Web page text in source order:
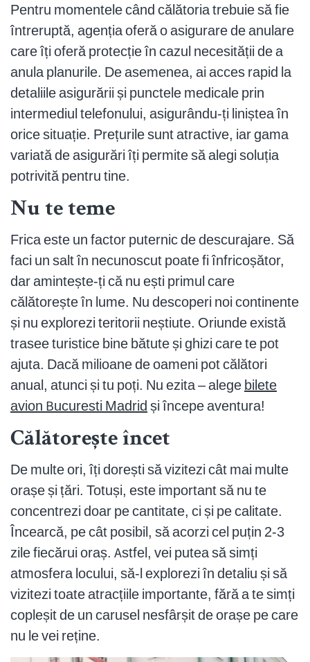
Pentru momentele când călătoria trebuie să fie
întreruptă, agenția oferă o asigurare de anulare
care îți oferă protecție în cazul necesității de a
anula planurile. De asemenea, ai acces rapid la
detaliile asigurării și punctele medicale prin
intermediul telefonului, asigurându-ți liniștea în
orice situație. Prețurile sunt atractive, iar gama
variată de asigurări îți permite să alegi soluția
potrivită pentru tine.
Nu te teme
Frica este un factor puternic de descurajare. Să
faci un salt în necunoscut poate fi înfricoșător,
dar amintește-ți că nu ești primul care
călătorește în lume. Nu descoperi noi continente
și nu explorezi teritorii neștiute. Oriunde există
trasee turistice bine bătute și ghizi care te pot
ajuta. Dacă milioane de oameni pot călători
anual, atunci și tu poți. Nu ezita – alege bilete
avion Bucuresti Madrid și începe aventura!
Călătorește încet
De multe ori, îți dorești să vizitezi cât mai multe
orașe și țări. Totuși, este important să nu te
concentrezi doar pe cantitate, ci și pe calitate.
Încearcă, pe cât posibil, să acorzi cel puțin 2-3
zile fiecărui oraș. Astfel, vei putea să simți
atmosfera locului, să-l explorezi în detaliu și să
vizitezi toate atracțiile importante, fără a te simți
copleșit de un carusel nesfârșit de orașe pe care
nu le vei reține.